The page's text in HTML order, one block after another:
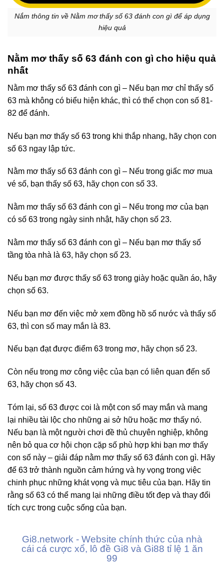
Nắm thông tin về Nằm mơ thấy số 63 đánh con gì để áp dụng
hiệu quả
Nằm mơ thấy số 63 đánh con gì cho hiệu quả
nhất
Nằm mơ thấy số 63 đánh con gì – Nếu bạn mơ chỉ thấy số
63 mà không có biểu hiện khác, thì có thể chọn con số 81-
82 để đánh.
Nếu bạn mơ thấy số 63 trong khi thắp nhang, hãy chọn con
số 63 ngay lập tức.
Nằm mơ thấy số 63 đánh con gì – Nếu trong giấc mơ mua
vé số, bạn thấy số 63, hãy chọn con số 33.
Nằm mơ thấy số 63 đánh con gì – Nếu trong mơ của bạn
có số 63 trong ngày sinh nhật, hãy chọn số 23.
Nằm mơ thấy số 63 đánh con gì – Nếu bạn mơ thấy số
tầng tòa nhà là 63, hãy chọn số 23.
Nếu bạn mơ được thấy số 63 trong giày hoặc quần áo, hãy
chọn số 63.
Nếu bạn mơ đến việc mở xem đồng hồ số nước và thấy số
63, thì con số may mắn là 83.
Nếu bạn đạt được điểm 63 trong mơ, hãy chọn số 23.
Còn nếu trong mơ công việc của bạn có liên quan đến số
63, hãy chọn số 43.
Tóm lại, số 63 được coi là một con số may mắn và mang
lại nhiều tài lộc cho những ai sở hữu hoặc mơ thấy nó.
Nếu bạn là một người chơi đề thủ chuyên nghiệp, không
nên bỏ qua cơ hội chọn cặp số phù hợp khi bạn mơ thấy
con số này – giải đáp nằm mơ thấy số 63 đánh con gì. Hãy
để 63 trở thành nguồn cảm hứng và hy vọng trong việc
chinh phục những khát vọng và mục tiêu của bạn. Hãy tin
rằng số 63 có thể mang lại những điều tốt đẹp và thay đổi
tích cực trong cuộc sống của bạn.
Gi8.network - Website chính thức của nhà
cái cá cược xổ, lô đề Gi8 và Gi88 tỉ lệ 1 ăn
99